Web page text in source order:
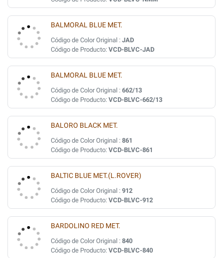
BALMORAL BLUE MET.
Código de Color Original : JAD
Código de Producto: VCD-BLVC-JAD
BALMORAL BLUE MET.
Código de Color Original : 662/13
Código de Producto: VCD-BLVC-662/13
BALORO BLACK MET.
Código de Color Original : 861
Código de Producto: VCD-BLVC-861
BALTIC BLUE MET.(L.ROVER)
Código de Color Original : 912
Código de Producto: VCD-BLVC-912
BARDOLINO RED MET.
Código de Color Original : 840
Código de Producto: VCD-BLVC-840